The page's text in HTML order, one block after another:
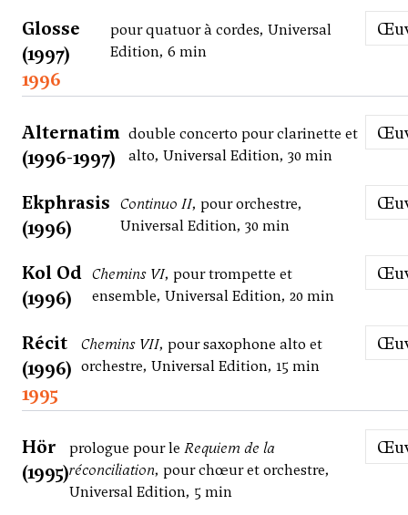
Glosse
(1997)
pour quatuor à cordes, Universal
Edition, 6 min
1996
Alternatim
(1996-1997)
double concerto pour clarinette et
alto, Universal Edition, 30 min
Ekphrasis
(1996)
Continuo II, pour orchestre,
Universal Edition, 30 min
Kol Od
(1996)
Chemins VI, pour trompette et
ensemble, Universal Edition, 20 min
Récit
(1996)
Chemins VII, pour saxophone alto et
orchestre, Universal Edition, 15 min
1995
Hör
(1995)
prologue pour le Requiem de la
réconciliation, pour chœur et orchestre,
Universal Edition, 5 min